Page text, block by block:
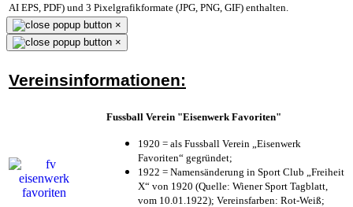
AI EPS, PDF) und 3 Pixelgrafikformate (JPG, PNG, GIF) enthalten.
×
×
Vereinsinformationen:
Fussball Verein "Eisenwerk Favoriten"
1920 = als Fussball Verein „Eisenwerk
Favoriten“ gegründet;
1922 = Namensänderung in Sport Club „Freiheit
X“ von 1920 (Quelle: Wiener Sport Tagblatt,
vom 10.01.1922); Vereinsfarben: Rot-Weiß;